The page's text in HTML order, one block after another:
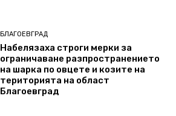
БЛАГОЕВГРАД
Набелязаха строги мерки за
ограничаване разпространението
на шарка по овцете и козите на
територията на област
Благоевград